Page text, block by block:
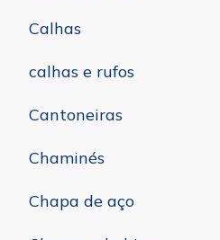
Calhas
calhas e rufos
Cantoneiras
Chaminés
Chapa de aço